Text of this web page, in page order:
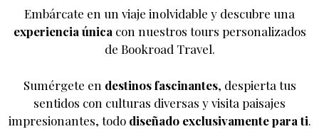
Embárcate en un viaje inolvidable y descubre una
experiencia única con nuestros tours personalizados
de Bookroad Travel.
Sumérgete en destinos fascinantes, despierta tus
sentidos con culturas diversas y visita paisajes
impresionantes, todo diseñado exclusivamente para ti.